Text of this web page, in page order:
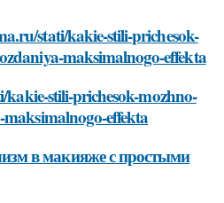
stati/kakie-stili-prichesok-
maksimalnogo-effekta
stili-prichesok-mozhno-
effekta
в макияже с простыми